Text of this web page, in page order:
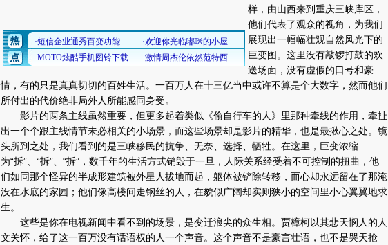
样，由山西来到重庆三峡库区，
他们代表了观众的视角，为我们
展现出一幅幅壮观自然风光下的
巨变图。这里没有敲锣打鼓的欢
送场面，没有虚假的口号和豪
情，有的只是真真切切的百姓生活。一百万人在十三亿当中或许不算是个大数字，然而他们
所付出的代价绝非局外人所能感同身受。
影片的两条主线虽然重要，但更多起着类似《偷自行车的人》里那种牵线的作用，牵扯
出一个个跟主线情节未必相关的小场景，而这些场景却是影片的精华，也是最揪心之处。镜
头所到之处，我们看到的是三峡移民的抗争、无奈、选择、牺牲。在这里，巨变浓缩
为“拆”、“拆”、“拆”，数千年的生活方式销毁于一旦，人际关系经受着不可控制的扭曲，他
们如同那个怪异的半成形建筑被外星人拔地而起，躯体被铲除转移，而心却永远留在了那淹
没在水底的家园；他们像高楼间走钢丝的人，在貌似广阔却实则狭小的空间里小心翼翼地求
生。
这些是你在电视新闻中看不到的场景，是变迁浪尖的众生相。贾樟柯以其悲天悯人的人
文关怀，给了这一百万没有话语权的人一个声音。这个声音不是豪言壮语，也不是哭天抢